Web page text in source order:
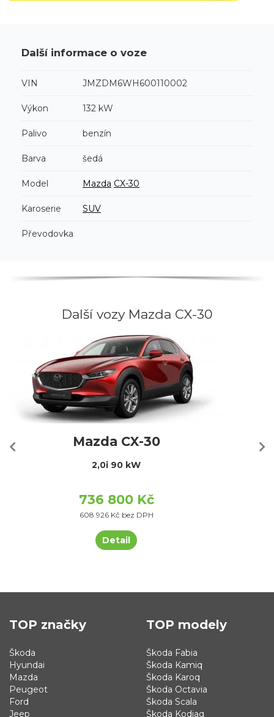
Další informace o voze
VIN JMZDM6WH600110002
Výkon 132 kW
Palivo benzín
Barva šedá
Model Mazda CX-30
Karoserie SUV
Převodovka
Další vozy Mazda CX-30
Mazda CX-30
2,0i 90 kW
736 800 Kč
608 926 Kč bez DPH
Detail
TOP značky
Škoda
Hyundai
Mazda
Peugeot
Ford
Jeep
TOP modely
Škoda Fabia
Škoda Kamiq
Škoda Karoq
Škoda Octavia
Škoda Scala
Škoda Kodiaq